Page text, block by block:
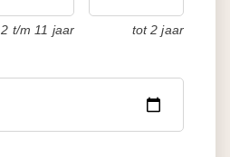
2 t/m 11 jaar tot 2 jaar